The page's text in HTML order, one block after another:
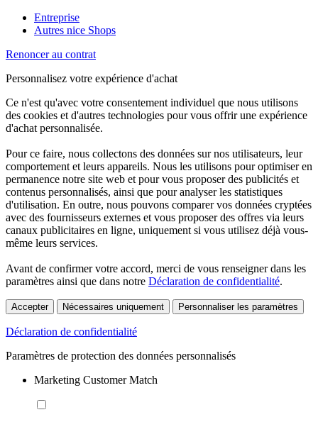
Entreprise
Autres nice Shops
Renoncer au contrat
Personnalisez votre expérience d'achat
Ce n'est qu'avec votre consentement individuel que nous utilisons
des cookies et d'autres technologies pour vous offrir une expérience
d'achat personnalisée.
Pour ce faire, nous collectons des données sur nos utilisateurs, leur
comportement et leurs appareils. Nous les utilisons pour optimiser en
permanence notre site web et pour vous proposer des publicités et
contenus personnalisés, ainsi que pour analyser les statistiques
d'utilisation. En outre, nous pouvons comparer vos données cryptées
avec des fournisseurs externes et vous proposer des offres via leurs
canaux publicitaires en ligne, uniquement si vous utilisez déjà vous-
même leurs services.
Avant de confirmer votre accord, merci de vous renseigner dans les
paramètres ainsi que dans notre Déclaration de confidentialité.
Accepter Nécessaires uniquement Personnaliser les paramètres
Déclaration de confidentialité
Paramètres de protection des données personnalisés
Marketing Customer Match